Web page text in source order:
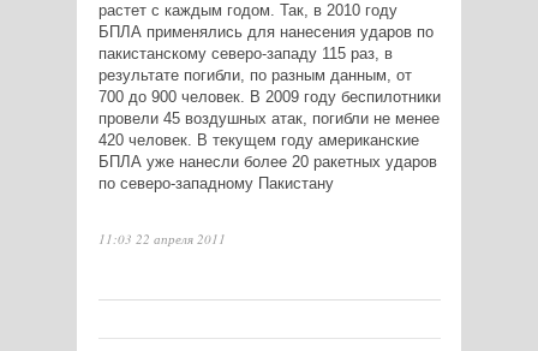
растет с каждым годом. Так, в 2010 году
БПЛА применялись для нанесения ударов по
пакистанскому северо-западу 115 раз, в
результате погибли, по разным данным, от
700 до 900 человек. В 2009 году беспилотники
провели 45 воздушных атак, погибли не менее
420 человек. В текущем году американские
БПЛА уже нанесли более 20 ракетных ударов
по северо-западному Пакистану
11:03 22 апреля 2011